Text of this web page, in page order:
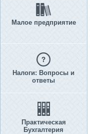
Малое предприятие
Налоги: Вопросы и
ответы
Практическая
Бухгалтерия